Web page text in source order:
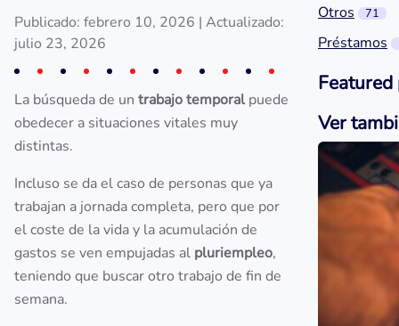
Publicado: febrero 10, 2026 | Actualizado:
julio 23, 2026
La búsqueda de un trabajo temporalpuede
obedecer a situaciones vitales muy
distintas.
Incluso se da el caso de personas que ya
trabajan a jornada completa, pero que por
el coste de la vida y la acumulación de
gastos se ven empujadas al pluriempleo,
teniendo que buscar otro trabajo de fin de
semana.
Otros 71
Préstamos
Featured
Ver